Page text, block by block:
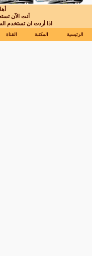
أنت الآن
اذا أردت ان تستخدم
الرئيسية المكتبة القناة